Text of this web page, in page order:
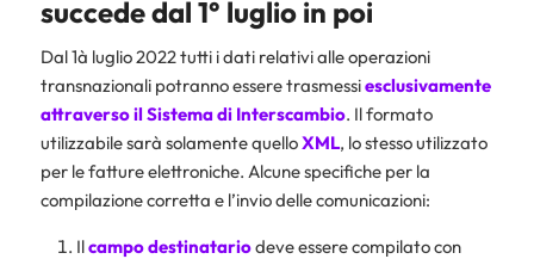
succede dal 1° luglio in poi
Dal 1à luglio 2022 tutti i dati relativi alle operazioni
transnazionali potranno essere trasmessiesclusivamente
attraverso il Sistema di Interscambio. Il formato
utilizzabile sarà solamente quelloXML, lo stesso utilizzato
per le fatture elettroniche. Alcune specifiche per la
compilazione corretta e l’invio delle comunicazioni:
Ilcampo destinatariodeve essere compilato con